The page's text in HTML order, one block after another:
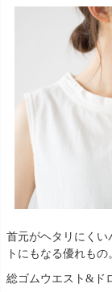
首元がヘタリにくい
トにもなる優れもの
総ゴムウエスト&ド